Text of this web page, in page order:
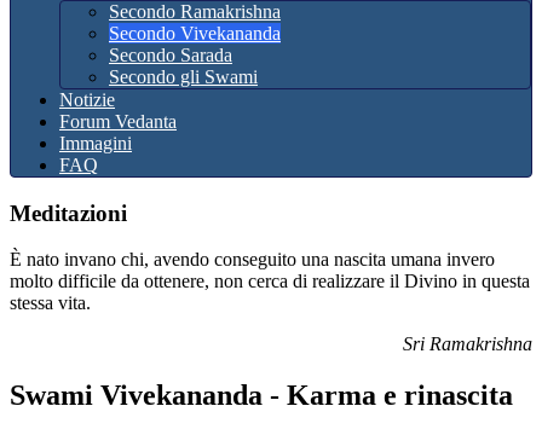
Secondo Ramakrishna
Secondo Vivekananda
Secondo Sarada
Secondo gli Swami
Notizie
Forum Vedanta
Immagini
FAQ
Meditazioni
È nato invano chi, avendo conseguito una nascita umana invero
molto difficile da ottenere, non cerca di realizzare il Divino in questa
stessa vita.
Sri Ramakrishna
Swami Vivekananda - Karma e rinascita